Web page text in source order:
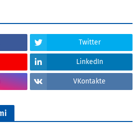
Twitter
LinkedIn
VKontakte